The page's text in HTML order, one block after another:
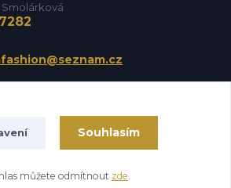
Smolárková
na Eshop-rychle.cz
Souhlasím
můžete odmítnout zde